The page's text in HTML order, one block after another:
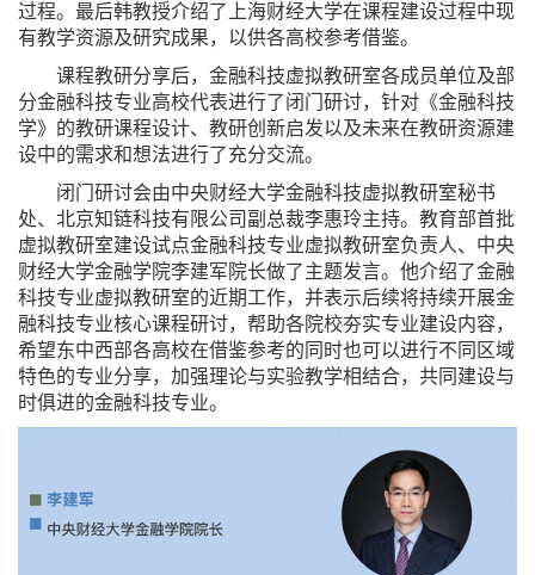
过程。最后韩教授介绍了上海财经大学在课程建设过程中现
有教学资源及研究成果，以供各高校参考借鉴。
课程教研分享后，金融科技虚拟教研室各成员单位及部
分金融科技专业高校代表进行了闭门研讨，针对《金融科技
学》的教研课程设计、教研创新启发以及未来在教研资源建
设中的需求和想法进行了充分交流。
闭门研讨会由中央财经大学金融科技虚拟教研室秘书
处、北京知链科技有限公司副总裁李惠玲主持。教育部首批
虚拟教研室建设试点金融科技专业虚拟教研室负责人、中央
财经大学金融学院李建军院长做了主题发言。他介绍了金融
科技专业虚拟教研室的近期工作，并表示后续将持续开展金
融科技专业核心课程研讨，帮助各院校夯实专业建设内容，
希望东中西部各高校在借鉴参考的同时也可以进行不同区域
特色的专业分享，加强理论与实验教学相结合，共同建设与
时俱进的金融科技专业。